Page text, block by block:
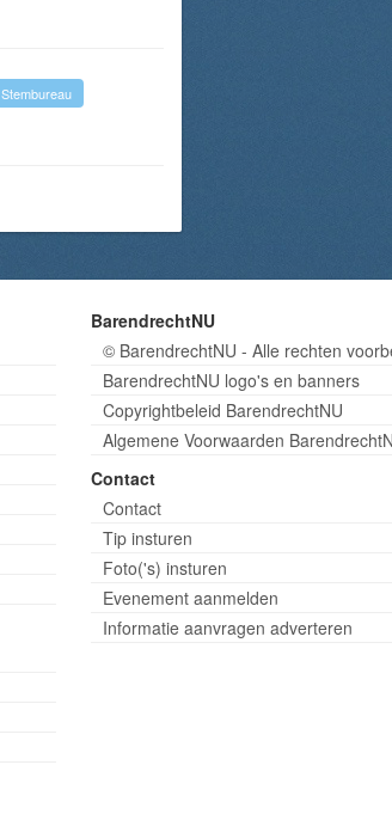
Stembureau
BarendrechtNU
© BarendrechtNU - Alle rechten
BarendrechtNU logo's en banners
Copyrightbeleid BarendrechtNU
Algemene Voorwaarden
Contact
Contact
Tip insturen
Foto('s) insturen
Evenement aanmelden
Informatie aanvragen adverteren